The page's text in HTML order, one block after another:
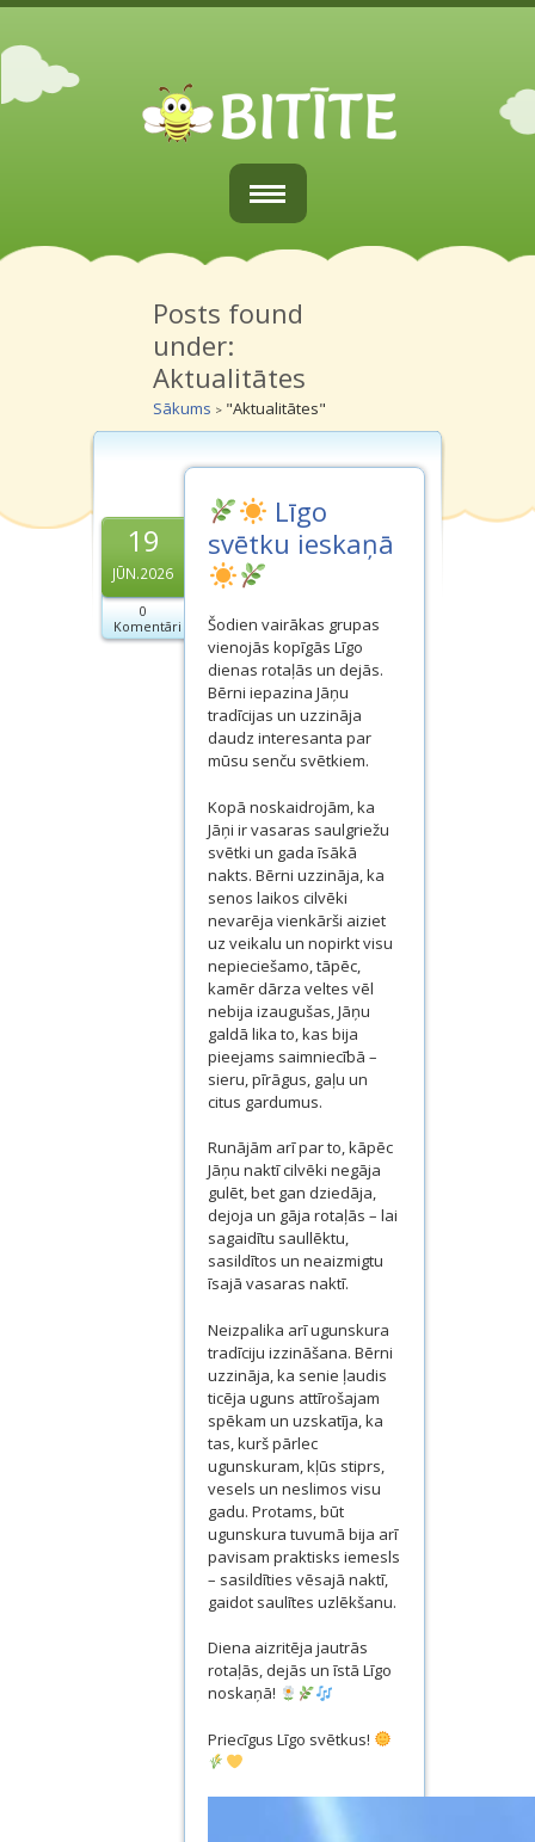
Sākums
Par mums
Vecākiem
Grupiņas
Dokumenti
Projekti
Posts found
under:
Aktualitātes
Sākums > "Aktualitātes"
19
JŪN.2026
0
Komentāri
Līgo
svētku ieskaņā
Šodien vairākas grupas
vienojās kopīgās Līgo
dienas rotaļās un dejās.
Bērni iepazina Jāņu
tradīcijas un uzzināja
daudz interesanta par
mūsu senču svētkiem.
Kopā noskaidrojām, ka
Jāņi ir vasaras saulgriežu
svētki un gada īsākā
nakts. Bērni uzzināja, ka
senos laikos cilvēki
nevarēja vienkārši aiziet
uz veikalu un nopirkt visu
nepieciešamo, tāpēc,
kamēr dārza veltes vēl
nebija izaugušas, Jāņu
galdā lika to, kas bija
pieejams saimniecībā –
sieru, pīrāgus, gaļu un
citus gardumus.
Runājām arī par to, kāpēc
Jāņu naktī cilvēki negāja
gulēt, bet gan dziedāja,
dejoja un gāja rotaļās – lai
sagaidītu saullēktu,
sasildītos un neaizmigtu
īsajā vasaras naktī.
Neizpalika arī ugunskura
tradīciju izzināšana. Bērni
uzzināja, ka senie ļaudis
ticēja uguns attīrošajam
spēkam un uzskatīja, ka
tas, kurš pārlec
ugunskuram, kļūs stiprs,
vesels un neslimos visu
gadu. Protams, būt
ugunskura tuvumā bija arī
pavisam praktisks iemesls
– sasildīties vēsajā naktī,
gaidot saulītes uzlēkšanu.
Diena aizritēja jautrās
rotaļās, dejās un īstā Līgo
noskaņā!
Priecīgus Līgo svētkus!